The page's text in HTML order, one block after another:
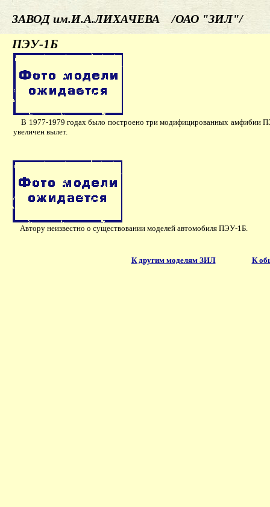
ЗАВОД им.И.А.ЛИХАЧЕВА /ОАО "ЗИЛ"/
ПЭУ-1Б
В 1977-1979 годах было построено три модифицированных амфибии
увеличен вылет.
Автору неизвестно о существовании моделей автомобиля ПЭУ-1Б.
К другим моделям ЗИЛ К